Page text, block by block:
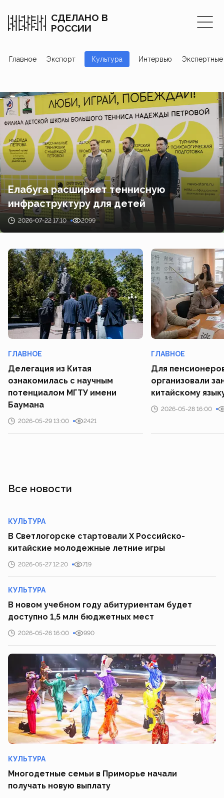
СДЕЛАНО В
РОССИИ
Главное Экспорт Культура Интервью
Елабуга расширяет теннисную
инфраструктуру для детей
2026-07-22 17:10 2099
ГЛАВНОЕ
Делегация из Китая
ознакомилась с научным
потенциалом МГТУ имени
Баумана
2026-05-29 13:00 2421
ГЛАВНОЕ
Для
организовали
китайскому
2026-05-28 16:00
Все новости
КУЛЬТУРА
В Светлогорске стартовали Х Российско-
китайские молодежные летние игры
2026-05-27 12:20 719
КУЛЬТУРА
В новом учебном году абитуриентам будет
доступно 1,5 млн бюджетных мест
2026-05-26 16:00 990
КУЛЬТУРА
Многодетные семьи в Приморье начали
получать новую выплату